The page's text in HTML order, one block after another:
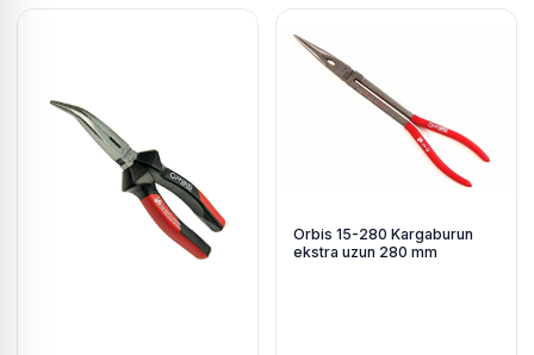
Orbis 15-280 Kargaburun
ekstra uzun 280 mm